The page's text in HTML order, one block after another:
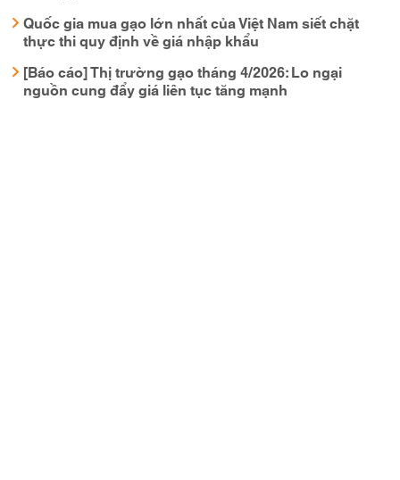
Quốc gia mua gạo lớn nhất của Việt Nam siết chặt
thực thi quy định về giá nhập khẩu
[Báo cáo] Thị trường gạo tháng 4/2026: Lo ngại
nguồn cung đẩy giá liên tục tăng mạnh